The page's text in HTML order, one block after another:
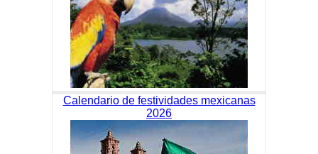
Calendario de festividades mexicanas
2026